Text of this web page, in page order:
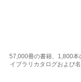
57,000冊の書籍、1,800本
イブラリカタログおよび